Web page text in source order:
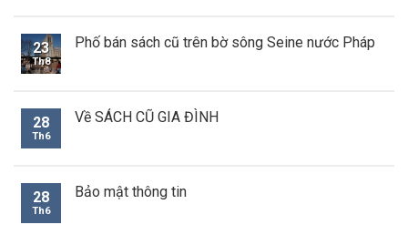
23
Th8
Phố bán sách cũ trên bờ sông Seine nước Pháp
28
Th6
Về SÁCH CŨ GIA ĐÌNH
28
Th6
Bảo mật thông tin